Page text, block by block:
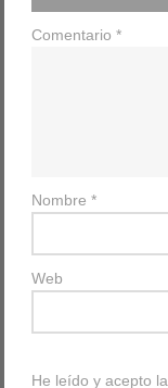
Comentario*
Nombre*
Web
He leído y acepto la